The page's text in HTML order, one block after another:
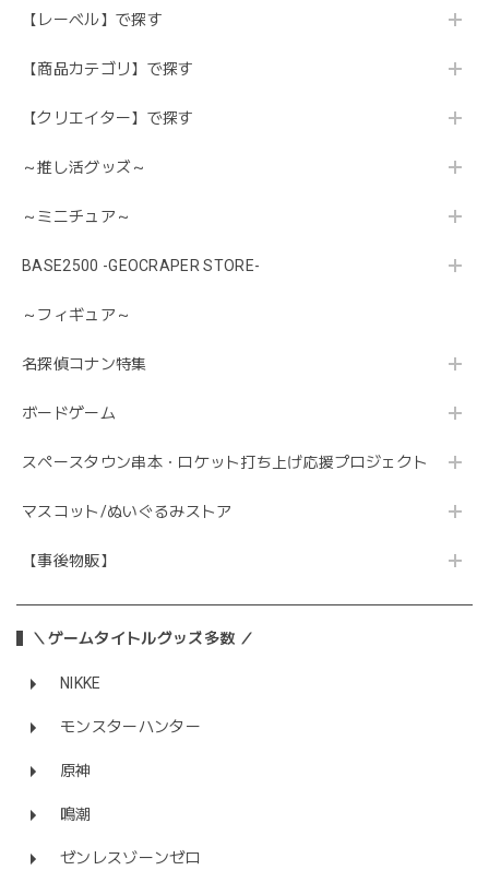
【レーベル】で探す
【商品カテゴリ】で探す
【クリエイター】で探す
～推し活グッズ～
～ミニチュア～
BASE2500 -GEOCRAPER STORE-
～フィギュア～
名探偵コナン特集
ボードゲーム
スペースタウン串本・ロケット打ち上げ応援プロジェクト
マスコット/ぬいぐるみストア
【事後物販】
＼ゲームタイトルグッズ多数 ／
NIKKE
モンスターハンター
原神
鳴潮
ゼンレスゾーンゼロ